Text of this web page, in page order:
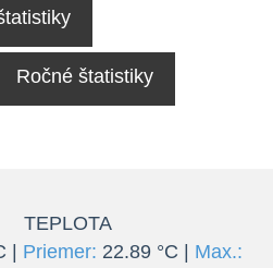
Ročné štatistiky
TEPLOTA
| Priemer: 22.89 °C | Max.: